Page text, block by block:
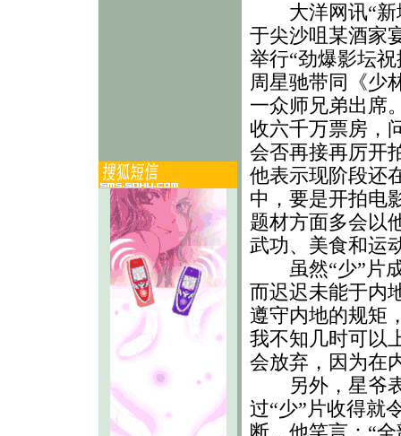
大洋网讯“新
于尖沙咀某酒家
举行“劲爆影坛
周星驰带同《少
一众师兄弟出席
收六千万票房，
会否再接再厉开
他表示现阶段还
中，要是开拍电
题材方面多会以
武功、美食和运
虽然“少”片成
而迟迟未能于内
遵守内地的规矩
我不知几时可以
会放弃，因为在
另外，星爷表
过“少”片收得就